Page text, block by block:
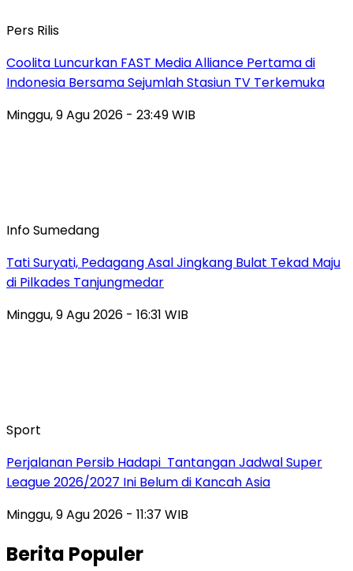
Pers Rilis
Coolita Luncurkan FAST Media Alliance Pertama di
Indonesia Bersama Sejumlah Stasiun TV Terkemuka
Minggu, 9 Agu 2026 - 23:49 WIB
Info Sumedang
Tati Suryati, Pedagang Asal Jingkang Bulat Tekad Maju
di Pilkades Tanjungmedar
Minggu, 9 Agu 2026 - 16:31 WIB
Sport
Perjalanan Persib Hadapi Tantangan Jadwal Super
League 2026/2027 Ini Belum di Kancah Asia
Minggu, 9 Agu 2026 - 11:37 WIB
Berita Populer